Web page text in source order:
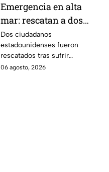
Emergencia en alta
mar: rescatan a dos
turistas tras sufrir
problemas de salud en
aguas de Los Cabos
Dos ciudadanos
estadounidenses fueron
rescatados tras sufrir
emergencias médicas a bordo
06 agosto, 2026